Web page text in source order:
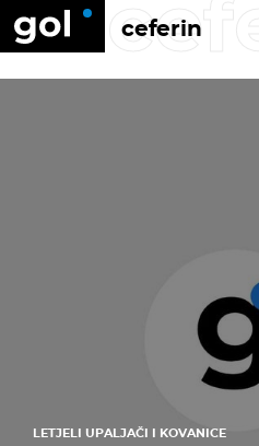
ceferin
LETJELI UPALJAČI I KOVANICE